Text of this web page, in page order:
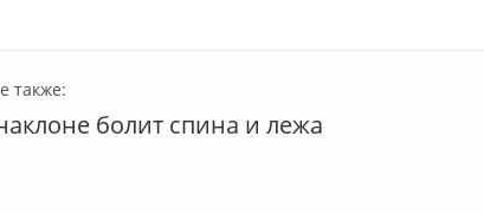
также:
болит спина и лежа